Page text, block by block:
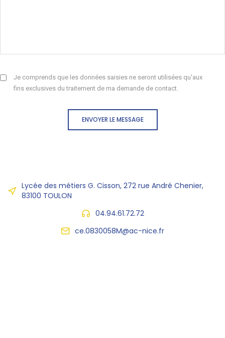
Je comprends que les données saisies ne seront utilisées qu'aux
fins exclusives du traitement de ma demande de contact.
ENVOYER LE MESSAGE
Lycée des métiers G. Cisson, 272 rue André Chenier,
83100 TOULON
04.94.61.72.72
ce.0830058M@ac-nice.fr